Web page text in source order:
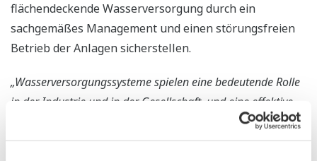
flächendeckende Wasserversorgung durch ein
sachgemäßes Management und einen störungsfreien
Betrieb der Anlagen sicherstellen.
„Wasserversorgungssysteme spielen eine bedeutende Rolle
in der Industrie und in der Gesellschaft, und eine effektive
Nutzung der begrenzten Wasserressourcen ist von größter
Wichtigkeit. In enger Zusammenarbeit mit der AAWSA